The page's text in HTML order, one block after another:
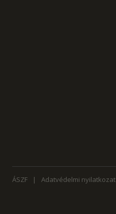
ÁSZF Adatvédelmi nyilatkozat